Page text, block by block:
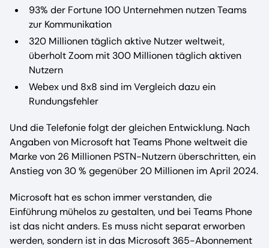
93% der Fortune 100 Unternehmen nutzen Teams
zur Kommunikation
320 Millionen täglich aktive Nutzer weltweit,
überholt Zoom mit 300 Millionen täglich aktiven
Nutzern
Webex und 8x8 sind im Vergleich dazu ein
Rundungsfehler
Und die Telefonie folgt der gleichen Entwicklung. Nach
Angaben von Microsoft hat Teams Phone weltweit die
Marke von 26 Millionen PSTN-Nutzern überschritten, ein
Anstieg von 30 % gegenüber 20 Millionen im April 2024.
Microsoft hat es schon immer verstanden, die
Einführung mühelos zu gestalten, und bei Teams Phone
ist das nicht anders. Es muss nicht separat erworben
werden, sondern ist in das Microsoft 365-Abonnement